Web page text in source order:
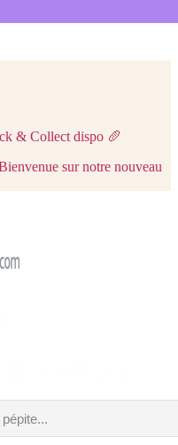
& Collect dispo 🥖
sur notre nouveau